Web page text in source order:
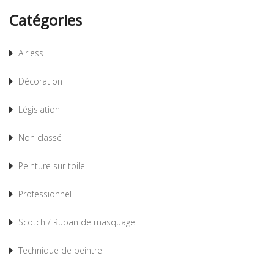
Catégories
Airless
Décoration
Législation
Non classé
Peinture sur toile
Professionnel
Scotch / Ruban de masquage
Technique de peintre